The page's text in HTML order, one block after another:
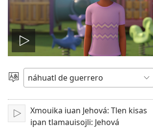
Reproducir
video
Xtlapejpeni
tlen
tlajtojli
Xkaki
Xmouika iuan Jehová: Tlen kisas
ipan tlamauisojli: Jehová